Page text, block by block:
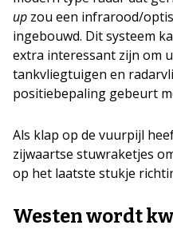
up zou een infrarood/
ingebouwd. Dit systeem
extra interessant zijn om
tankvliegtuigen en
positiebepaling gebeurt
Als klap op de vuurpijl
zijwaartse stuwraketjes
op het laatste stukje
Westen wordt